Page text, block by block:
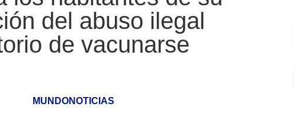
del abuso ilegal
de vacunarse
MUNDONOTICIAS